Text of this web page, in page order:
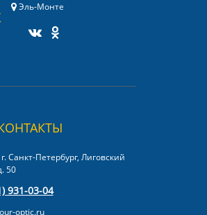
Эль-Монте
Санкт-Петербург, Лиговский
50
931-03-04
optic.ru